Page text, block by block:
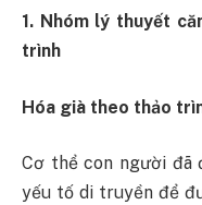
1. Nhóm lý thuyết
trình
Hóa già theo thảo
Cơ thể con người đã
yếu tố di truyền để